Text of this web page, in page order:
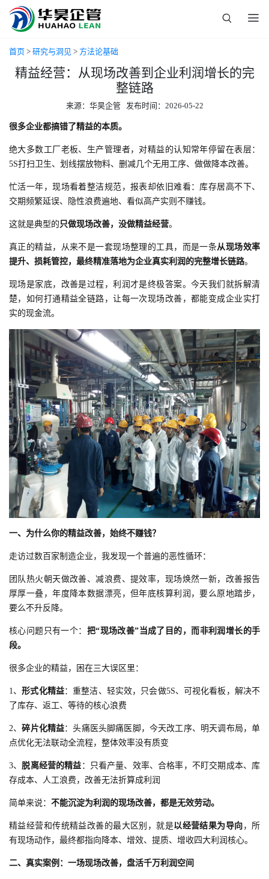
首页 > 研究与洞见 > 方法论基础
精益经营：从现场改善到企业利润增长的完
整链路
来源：华昊企管 发布时间：2026-05-22
很多企业都搞错了精益的本质。
绝大多数工厂老板、生产管理者，对精益的认知常年停留在表层：
5S打扫卫生、划线摆放物料、删减几个无用工序、做做降本改善。
忙活一年，现场看着整洁规范，报表却依旧难看：库存居高不下、
交期频繁延误、隐性浪费遍地、看似高产实则不赚钱。
这就是典型的 只做现场改善，没做精益经营。
真正的精益，从来不是一套现场整理的工具，而是一条从现场效率
提升、损耗管控，最终精准落地为企业真实利润的完整增长链路。
现场是家底，改善是过程，利润才是终极答案。今天我们就拆解清
楚，如何打通精益全链路，让每一次现场改善，都能变成企业实打
实的现金流。
一、为什么你的精益改善，始终不赚钱？
走访过数百家制造企业，我发现一个普遍的恶性循环：
团队热火朝天做改善、减浪费、提效率，现场焕然一新，改善报告
厚厚一叠，年度降本数据漂亮，但年底核算利润，要么原地踏步，
要么不升反降。
核心问题只有一个： 把“现场改善”当成了目的，而非利润增长的手
段。
很多企业的精益，困在三大误区里：
1、形式化精益：重整洁、轻实效，只会做5S、可视化看板，解决不
了库存、返工、等待的核心浪费
2、碎片化精益：头痛医头脚痛医脚，今天改工序、明天调布局，单
点优化无法联动全流程，整体效率没有质变
3、 脱离经营的精益 ：只看产量、效率、合格率，不盯交期成本、库
存成本、人工浪费，改善无法折算成利润
简单来说： 不能沉淀为利润的现场改善，都是无效劳动。
精益经营和传统精益改善的最大区别，就是以经营结果为导向 ，所
有现场动作，最终都指向降本、增效、提质、增收四大利润核心。
二、真实案例：一场现场改善，盘活千万利润空间